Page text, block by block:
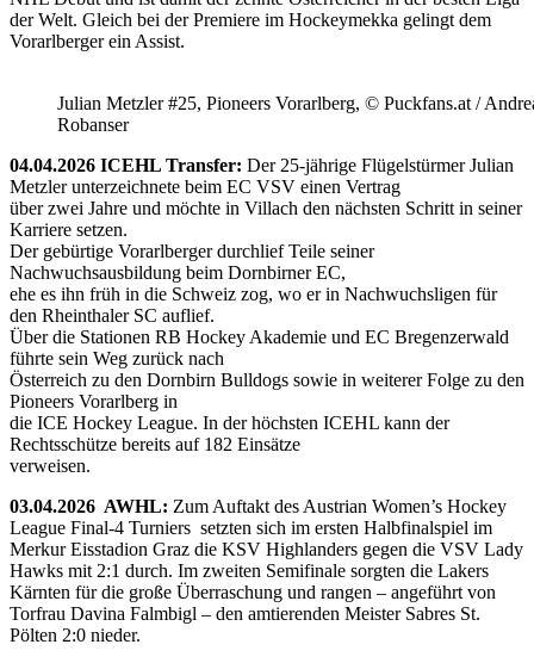
der Welt. Gleich bei der Premiere im Hockeymekka gelingt dem
Vorarlberger ein Assist.
Julian Metzler #25, Pioneers Vorarlberg, © Puckfans.at /
Robanser
04.04.2026 ICEHL Transfer: Der 25-jährige Flügelstürmer Julian
Metzler unterzeichnete beim EC VSV einen Vertrag
über zwei Jahre und möchte in Villach den nächsten Schritt in seiner
Karriere setzen.
Der gebürtige Vorarlberger durchlief Teile seiner
Nachwuchsausbildung beim Dornbirner EC,
ehe es ihn früh in die Schweiz zog, wo er in Nachwuchsligen für
den Rheinthaler SC auflief.
Über die Stationen RB Hockey Akademie und EC Bregenzerwald
führte sein Weg zurück nach
Österreich zu den Dornbirn Bulldogs sowie in weiterer Folge zu den
Pioneers Vorarlberg in
die ICE Hockey League. In der höchsten ICEHL kann der
Rechtsschütze bereits auf 182 Einsätze
verweisen.
03.04.2026 AWHL: Zum Auftakt des Austrian Women’s Hockey
League Final-4 Turniers setzten sich im ersten Halbfinalspiel im
Merkur Eisstadion Graz die KSV Highlanders gegen die VSV Lady
Hawks mit 2:1 durch. Im zweiten Semifinale sorgten die Lakers
Kärnten für die große Überraschung und rangen – angeführt von
Torfrau Davina Falmbigl – den amtierenden Meister Sabres St.
Pölten 2:0 nieder.